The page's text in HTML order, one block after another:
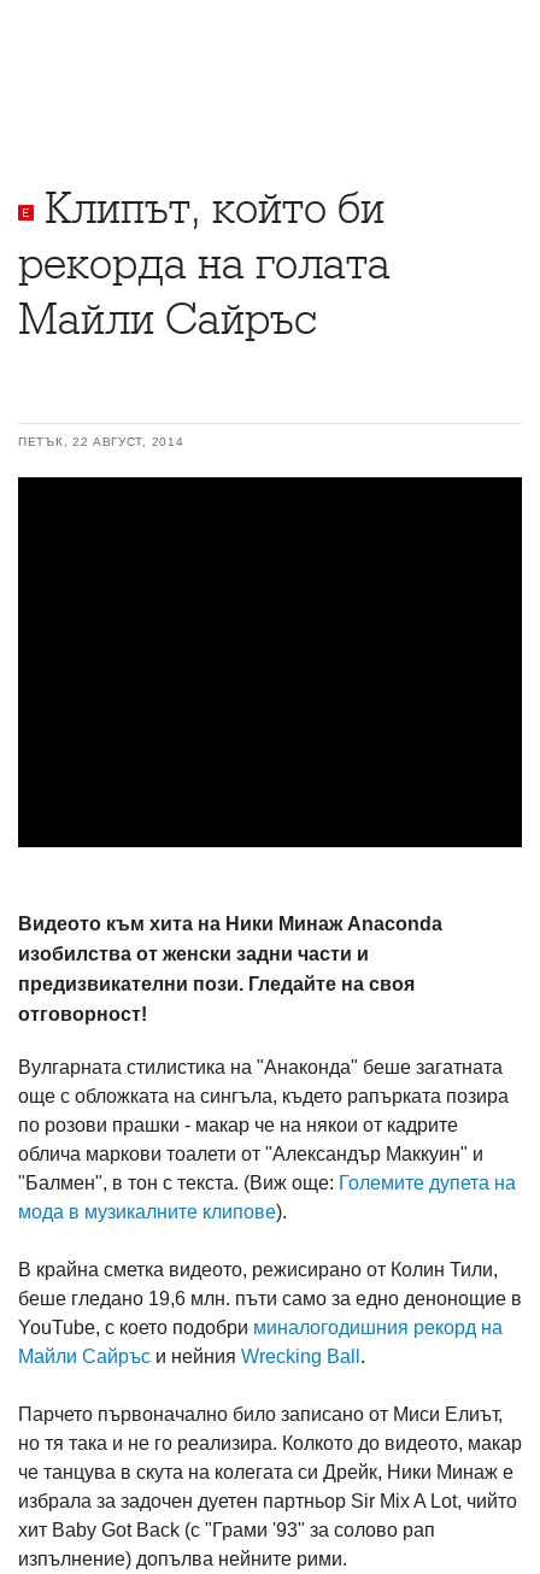
Клипът, който би
рекорда на голата
Майли Сайръс
ПЕТЪК, 22 АВГУСТ, 2014
Видеото към хита на Ники Минаж Anaconda
изобилства от женски задни части и
предизвикателни пози. Гледайте на своя
отговорност!
Вулгарната стилистика на "Анаконда" беше загатната
още с обложката на сингъла, където рапърката позира
по розови прашки - макар че на някои от кадрите
облича маркови тоалети от "Александър Маккуин" и
"Балмен", в тон с текста. (Виж още: Големите дупета на
мода в музикалните клипове).
В крайна сметка видеото, режисирано от Колин Тили,
беше гледано 19,6 млн. пъти само за едно денонощие в
YouTube, с което подобри миналогодишния рекорд на
Майли Сайръс и нейния Wrecking Ball .
Парчето първоначално било записано от Миси Елиът,
но тя така и не го реализира. Колкото до видеото, макар
че танцува в скута на колегата си Дрейк, Ники Минаж е
избрала за задочен дуетен партньор Sir Mix A Lot, чийто
хит Baby Got Back (с "Грами '93" за солово рап
изпълнение) допълва нейните рими.